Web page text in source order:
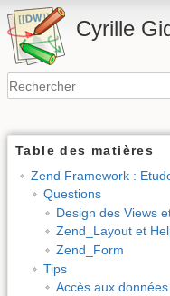
Cyrille
Table des matières
Zend Framework :
Questions
Design des Views
Zend_Layout et
Zend_Form
Tips
Accès aux données